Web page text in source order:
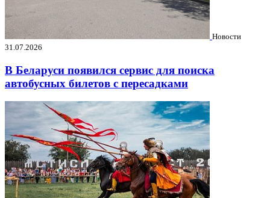
Новости
31.07.2026
В Беларуси появился сервис для поиска
автобусных билетов с пересадками